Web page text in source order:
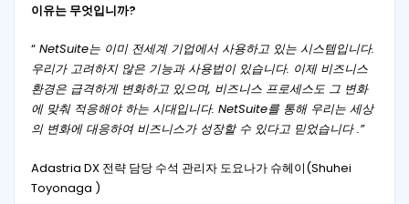
이유는 무엇입니까?
“NetSuite는 이미 전세계 기업에서 사용하고 있는 시스템입니다.
우리가 고려하지 않은 기능과 사용법이 있습니다. 이제 비즈니스
환경은 급격하게 변화하고 있으며, 비즈니스 프로세스도 그 변화
에 맞춰 적응해야 하는 시대입니다. NetSuite를 통해 우리는 세상
의 변화에 ​​대응하여 비즈니스가 성장할 수 있다고 믿었습니다 .”
Adastria DX 전략 담당 수석 관리자 도요나가 슈헤이(Shuhei
Toyonaga )